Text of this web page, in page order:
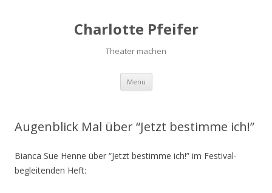
Charlotte Pfeifer
Theater machen
Menu
Augenblick Mal über “Jetzt bestimme ich!”
Bianca Sue Henne über “Jetzt bestimme ich!” im Festival-
begleitenden Heft: